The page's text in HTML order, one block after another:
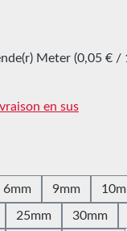
Meter (0,05 € /
en sus
6mm 9mm
25mm 30mm